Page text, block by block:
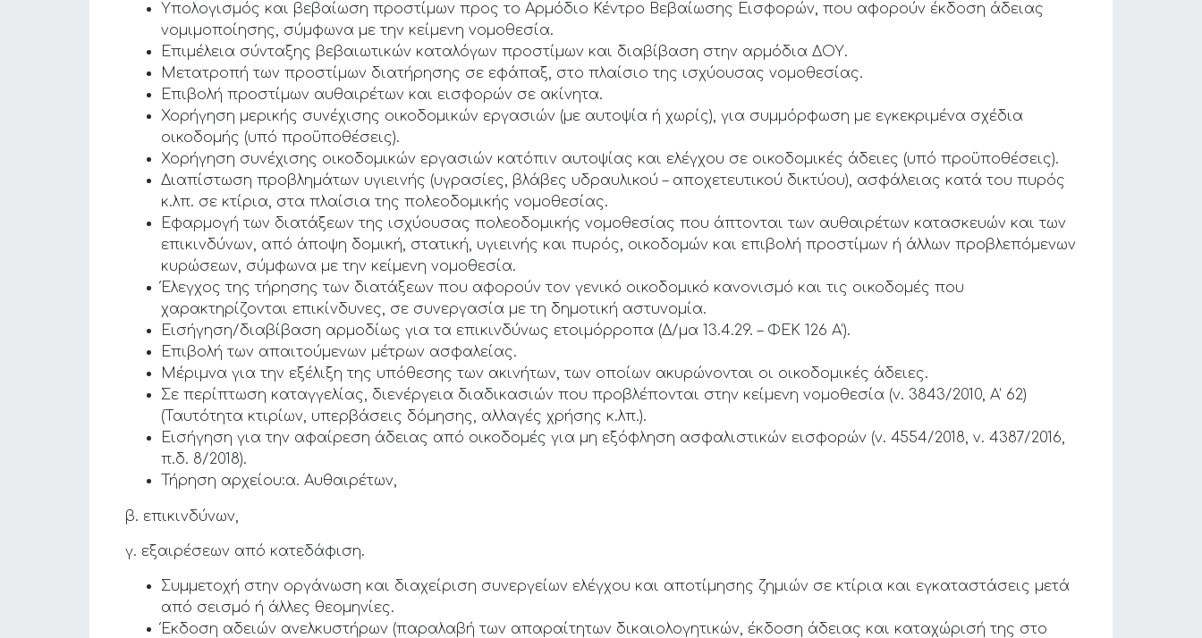
Υπολογισμός και βεβαίωση προστίμων προς το Αρμόδιο Κέντρο Βεβαίωσης Εισφορών, που αφορούν έκδοση άδειας
νομιμοποίησης, σύμφωνα με την κείμενη νομοθεσία.
Επιμέλεια σύνταξης βεβαιωτικών καταλόγων προστίμων και διαβίβαση στην αρμόδια ΔΟΥ.
Μετατροπή των προστίμων διατήρησης σε εφάπαξ, στο πλαίσιο της ισχύουσας νομοθεσίας.
Επιβολή προστίμων αυθαιρέτων και εισφορών σε ακίνητα.
Χορήγηση μερικής συνέχισης οικοδομικών εργασιών (με αυτοψία ή χωρίς), για συμμόρφωση με εγκεκριμένα σχέδια
οικοδομής (υπό προϋποθέσεις).
Χορήγηση συνέχισης οικοδομικών εργασιών κατόπιν αυτοψίας και ελέγχου σε οικοδομικές άδειες (υπό προϋποθέσεις).
Διαπίστωση προβλημάτων υγιεινής (υγρασίες, βλάβες υδραυλικού – αποχετευτικού δικτύου), ασφάλειας κατά του πυρός
κ.λπ. σε κτίρια, στα πλαίσια της πολεοδομικής νομοθεσίας.
Εφαρμογή των διατάξεων της ισχύουσας πολεοδομικής νομοθεσίας που άπτονται των αυθαιρέτων κατασκευών και των
επικινδύνων, από άποψη δομική, στατική, υγιεινής και πυρός, οικοδομών και επιβολή προστίμων ή άλλων προβλεπόμενων
κυρώσεων, σύμφωνα με την κείμενη νομοθεσία.
Έλεγχος της τήρησης των διατάξεων που αφορούν τον γενικό οικοδομικό κανονισμό και τις οικοδομές που
χαρακτηρίζονται επικίνδυνες, σε συνεργασία με τη δημοτική αστυνομία.
Εισήγηση/διαβίβαση αρμοδίως για τα επικινδύνως ετοιμόρροπα (Δ/μα 13.4.29. – ΦΕΚ 126 Α’).
Επιβολή των απαιτούμενων μέτρων ασφαλείας.
Μέριμνα για την εξέλιξη της υπόθεσης των ακινήτων, των οποίων ακυρώνονται οι οικοδομικές άδειες.
Σε περίπτωση καταγγελίας, διενέργεια διαδικασιών που προβλέπονται στην κείμενη νομοθεσία (ν. 3843/2010, Α’ 62)
(Ταυτότητα κτιρίων, υπερβάσεις δόμησης, αλλαγές χρήσης κ.λπ.).
Εισήγηση για την αφαίρεση άδειας από οικοδομές για μη εξόφληση ασφαλιστικών εισφορών (ν. 4554/2018, ν. 4387/2016,
π.δ. 8/2018).
Τήρηση αρχείου:α. Αυθαιρέτων,
β. επικινδύνων,
γ. εξαιρέσεων από κατεδάφιση.
Συμμετοχή στην οργάνωση και διαχείριση συνεργείων ελέγχου και αποτίμησης ζημιών σε κτίρια και εγκαταστάσεις μετά
από σεισμό ή άλλες θεομηνίες.
Έκδοση αδειών ανελκυστήρων (παραλαβή των απαραίτητων δικαιολογητικών, έκδοση άδειας και καταχώρισή της στο